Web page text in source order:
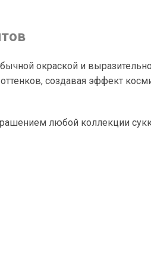
окраской и
создавая эффект
любой коллекции